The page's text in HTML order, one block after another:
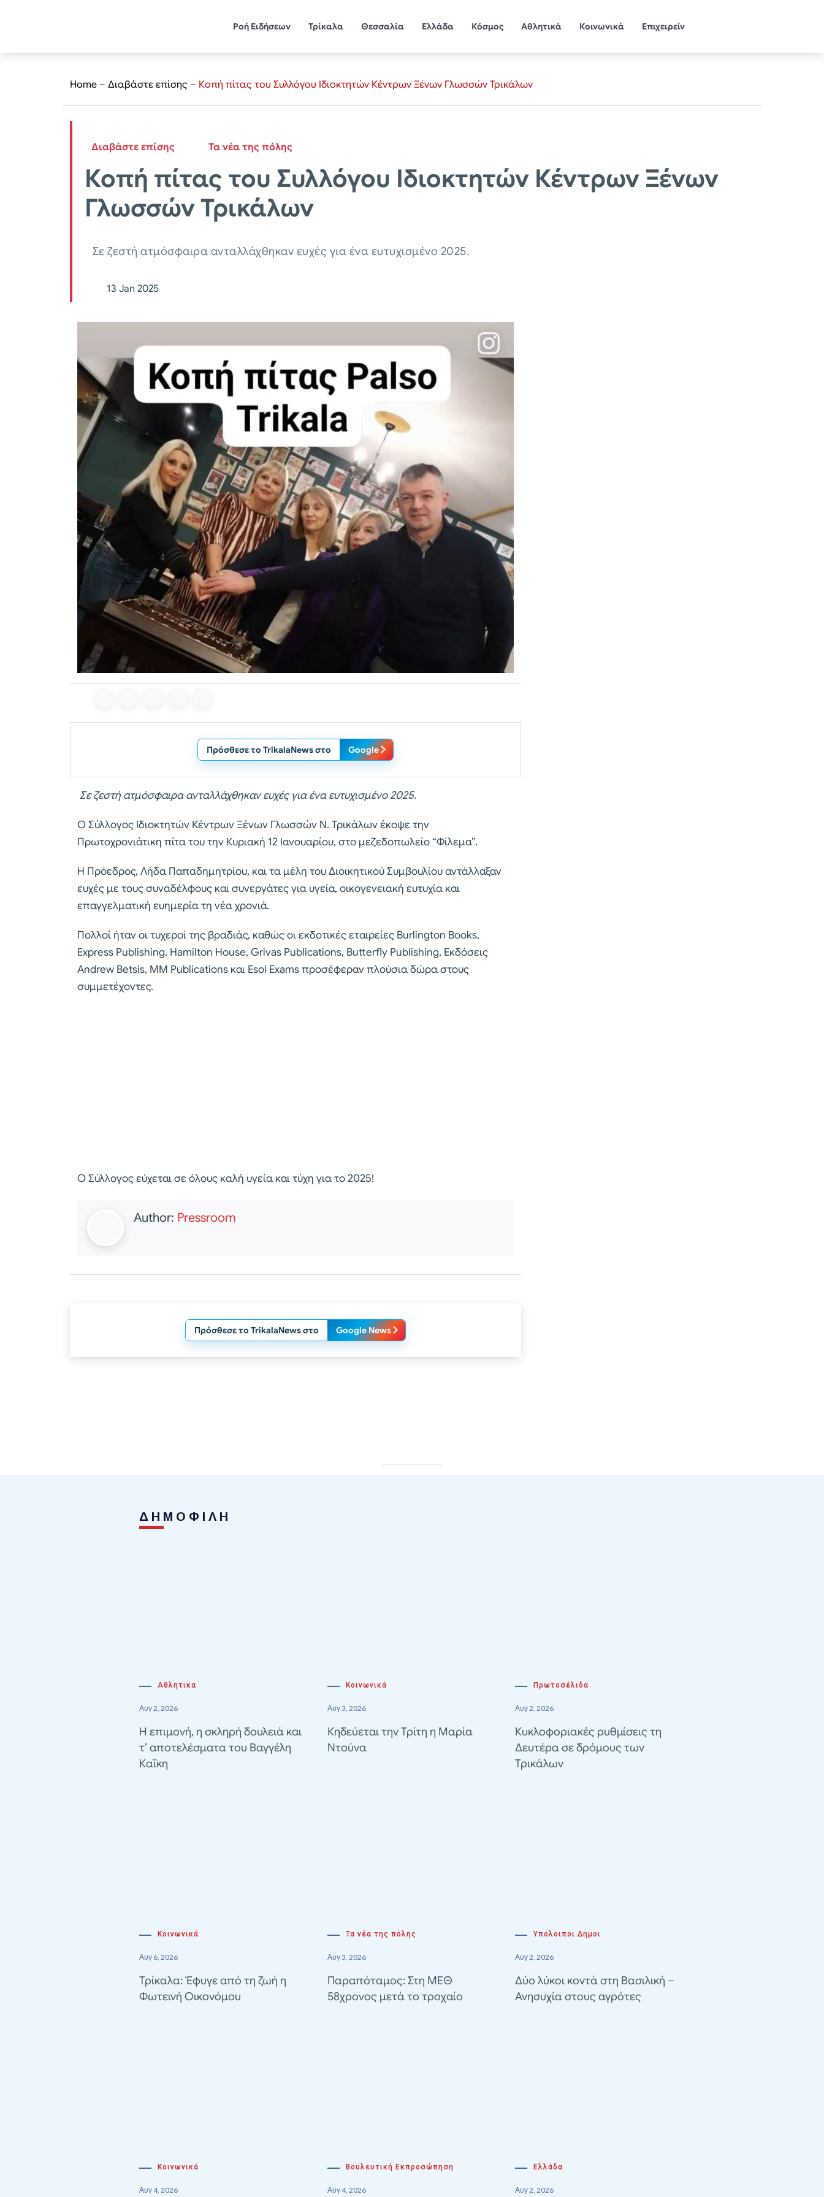
Ροή Ειδήσεων Τρίκαλα Θεσσαλία Ελλάδα Κόσμος Αθλητικά Κοινωνικά Επιχειρείν
Home – Διαβάστε επίσης – Κοπή πίτας του Συλλόγου Ιδιοκτητών Κέντρων Ξένων Γλωσσών Τρικάλων
Διαβάστε επίσης Τα νέα της πόλης
Κοπή πίτας του Συλλόγου Ιδιοκτητών Κέντρων Ξένων
Γλωσσών Τρικάλων
Σε ζεστή ατμόσφαιρα ανταλλάχθηκαν ευχές για ένα ευτυχισμένο 2025.
13 Jan 2025
Πρόσθεσε το TrikalaNews στο Google
Σε ζεστή ατμόσφαιρα ανταλλάχθηκαν ευχές για ένα ευτυχισμένο 2025.
Ο Σύλλογος Ιδιοκτητών Κέντρων Ξένων Γλωσσών Ν. Τρικάλων έκοψε την
Πρωτοχρονιάτικη πίτα του την Κυριακή 12 Ιανουαρίου, στο μεζεδοπωλείο “Φίλεμα”.
Η Πρόεδρος, Λήδα Παπαδημητρίου, και τα μέλη του Διοικητικού Συμβουλίου αντάλλαξαν
ευχές με τους συναδέλφους και συνεργάτες για υγεία, οικογενειακή ευτυχία και
επαγγελματική ευημερία τη νέα χρονιά.
Πολλοί ήταν οι τυχεροί της βραδιάς, καθώς οι εκδοτικές εταιρείες Burlington Books,
Express Publishing, Hamilton House, Grivas Publications, Butterfly Publishing, Εκδόσεις
Andrew Betsis, MM Publications και Esol Exams προσέφεραν πλούσια δώρα στους
συμμετέχοντες.
Ο Σύλλογος εύχεται σε όλους καλή υγεία και τύχη για το 2025!
Author: Pressroom
Πρόσθεσε το TrikalaNews στο Google News
ΔΗΜΟΦΙΛΗ
Αθλητικα
Αυγ 2, 2026
Η επιμονή, η σκληρή δουλειά και
τ’ αποτελέσματα του Βαγγέλη
Καΐκη
Κοινωνικά
Αυγ 3, 2026
Κηδεύεται την Τρίτη η Μαρία
Ντούνα
Πρωτοσέλιδα
Αυγ 2, 2026
Κυκλοφοριακές ρυθμίσεις τη
Δευτέρα σε δρόμους των
Τρικάλων
Κοινωνικά
Αυγ 6, 2026
Τρίκαλα: Έφυγε από τη ζωή η
Φωτεινή Οικονόμου
Τα νέα της πόλης
Αυγ 3, 2026
Παραπόταμος: Στη ΜΕΘ
58χρονος μετά το τροχαίο
Υπολοιποι Δημοι
Αυγ 2, 2026
Δύο λύκοι κοντά στη Βασιλική –
Ανησυχία στους αγρότες
Κοινωνικά
Αυγ 4, 2026
Βουλευτική Εκπροσώπηση
Αυγ 4, 2026
Ελλάδα
Αυγ 2, 2026